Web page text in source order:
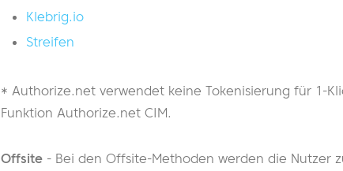
Klebrig.io
Streifen
* Authorize.net verwendet keine Tokenisierung für 1-
Funktion Authorize.net CIM.
Offsite- Bei den Offsite-Methoden werden die Nutzer